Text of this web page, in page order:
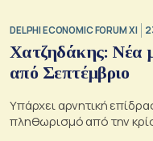
DELPHI ECONOMIC FORUM XI
Χατζηδάκης: Νέα
από Σεπτέμβριο
Υπάρχει αρνητική
πληθωρισμό από την